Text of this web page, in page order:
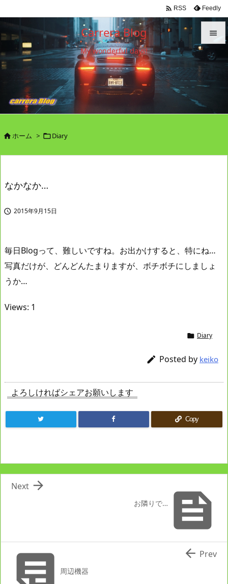
Carrera Blog
My wonderful days!


メニュ

 RSS Feedly
ホーム > Diary
なかなか…
 2015年9月15日
毎日Blogって、難しいですね。お出かけすると、特にね…
写真だけが、どんどんたまりますが、ボチボチにしましょ
うか…
Views: 1
 Diary
 Posted by keiko
よろしければシェアお願いします
Copy

お隣りで…

Next
周辺機器
 Prev